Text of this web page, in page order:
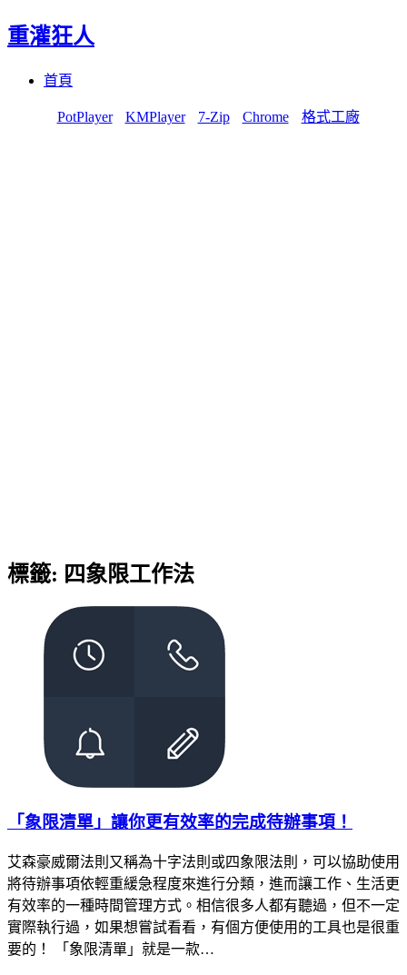
重灌狂人
首頁
PotPlayer KMPlayer 7-Zip Chrome 格式工廠
標籤: 四象限工作法
「象限清單」讓你更有效率的完成待辦事項！
艾森豪威爾法則又稱為十字法則或四象限法則，可以協助使用
將待辦事項依輕重緩急程度來進行分類，進而讓工作、生活更
有效率的一種時間管理方式。相信很多人都有聽過，但不一定
實際執行過，如果想嘗試看看，有個方便使用的工具也是很重
要的！ 「象限清單」就是一款…